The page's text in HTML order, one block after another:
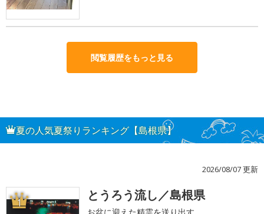
閲覧履歴をもっと見る
夏の人気夏祭りランキング【島根県】
2026/08/07 更新
1 とうろう流し／島根県